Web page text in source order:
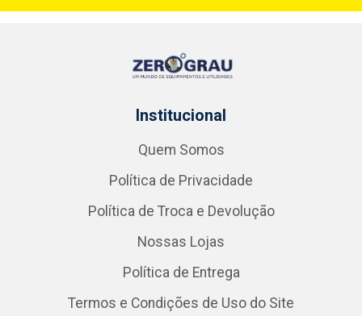
Institucional
Quem Somos
Política de Privacidade
Política de Troca e Devolução
Nossas Lojas
Política de Entrega
Termos e Condições de Uso do Site